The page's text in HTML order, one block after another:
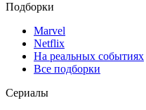
Подборки
Marvel
Netflix
На реальных событиях
Все подборки
Сериалы